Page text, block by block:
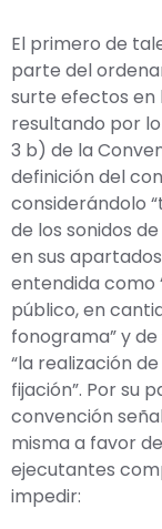
El primero de
parte del
surte efectos en
resultando por
3 b) de la
definición del
considerándolo
de los sonidos
en sus
entendida como
público, en
fonograma” y
“la realización
fijación”. Por su
convención
misma a favor
ejecutantes
impedir: